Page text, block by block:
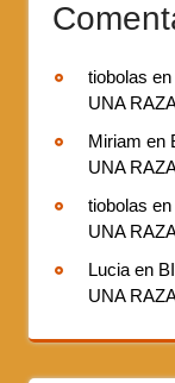
tiobolas en
UNA
Miriam en
UNA
tiobolas en
UNA
Lucia en
UNA